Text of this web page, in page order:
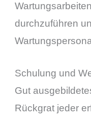
durchzuführen
Schulung und
Gut
Rückgrat jeder